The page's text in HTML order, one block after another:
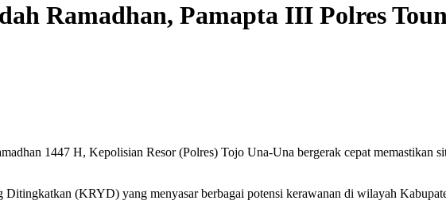
Ramadhan, Pamapta III Polres
1447 H, Kepolisian Resor (Polres) Tojo Una-Una bergerak cepat memastikan
(KRYD) yang menyasar berbagai potensi kerawanan di wilayah